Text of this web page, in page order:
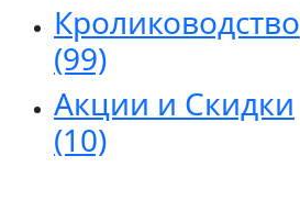
Кролиководство
(99)
Акции и Скидки
(10)